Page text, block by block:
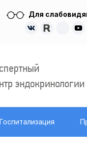
Для
эндокринологии
Госпитализация